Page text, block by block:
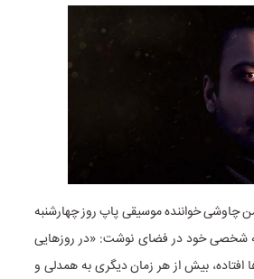
چاوشی خواننده موسیقی پاپ روز چهارشنبه
شخصی خود در فضای نوشت: «در روزهایی
افتاده، بیش از هر زمان دیگری به همدلی و